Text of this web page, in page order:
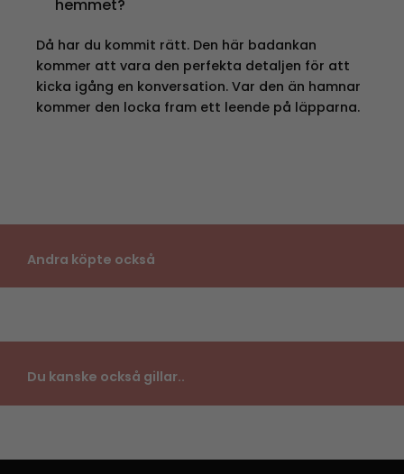
hemmet?
Då har du kommit rätt. Den här badankan
kommer att vara den perfekta detaljen för att
kicka igång en konversation. Var den än hamnar
kommer den locka fram ett leende på läpparna.
Andra köpte också
Du kanske också gillar..